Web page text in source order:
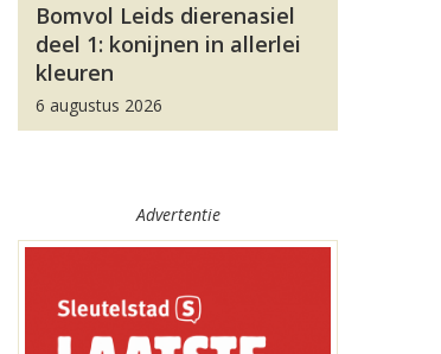
Bomvol Leids dierenasiel
deel 1: konijnen in allerlei
kleuren
6 augustus 2026
Advertentie